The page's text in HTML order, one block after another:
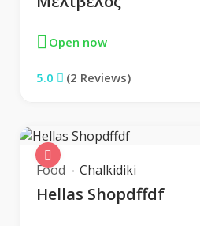
Open now
5.0 (2 Reviews)
Food Chalkidiki
Hellas Shopdffdf